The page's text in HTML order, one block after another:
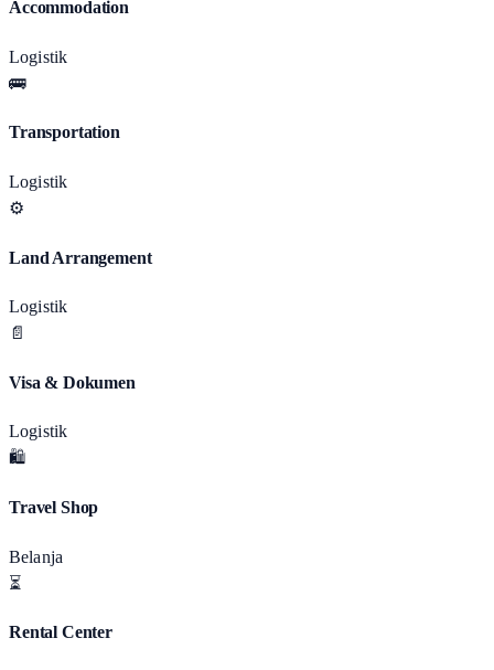
Accommodation
Logistik
🚌
Transportation
Logistik
⚙️
Land Arrangement
Logistik
📄
Visa & Dokumen
Logistik
🛍️
Travel Shop
Belanja
⏳
Rental Center